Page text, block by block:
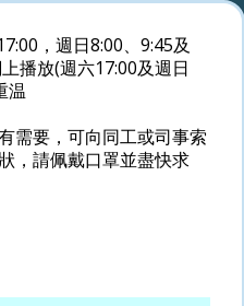
，週日8:00、9:45及
播放(週六17:00及週日
温
需要，可向同工或司事索
，請佩戴口罩並盡快求